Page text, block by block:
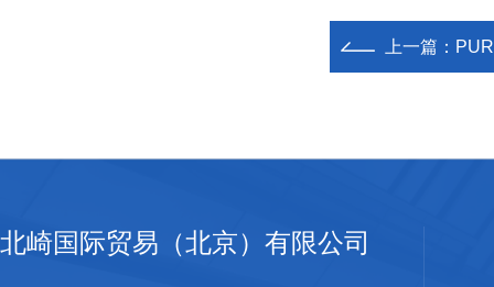
上一篇：
北崎国际贸易（北京）有限公司